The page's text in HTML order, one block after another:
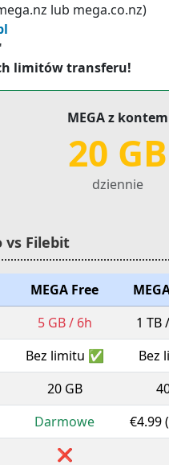
lub mega.co.nz)
limitów transferu!
MEGA z kontem
20 GB
dziennie
vs Filebit
MEGA Free
5 GB / 6h
1 TB
Bez limitu ✅
Bez
20 GB
Darmowe
€4.99
❌